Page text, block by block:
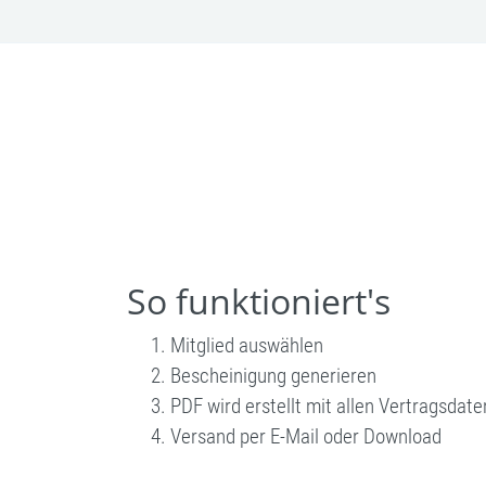
So funktioniert's
Mitglied auswählen
Bescheinigung generieren
PDF wird erstellt mit allen
Versand per E-Mail oder Download